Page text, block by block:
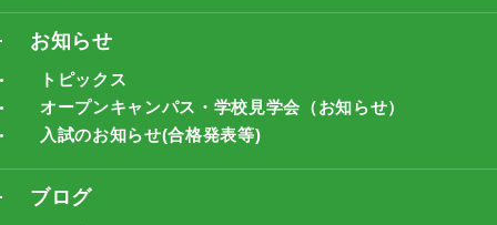
お知らせ
トピックス
オープンキャンパス・学校見学会（お知らせ）
入試のお知らせ(合格発表等)
ブログ